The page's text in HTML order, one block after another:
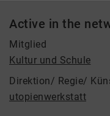
Active in the
Mitglied
Kultur und Schule
Direktion/ Regie/
utopienwerkstatt